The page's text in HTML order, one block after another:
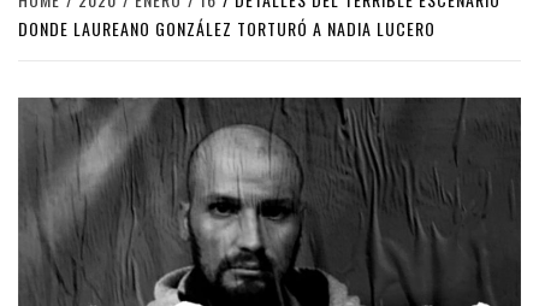
DONDE LAUREANO GONZÁLEZ TORTURÓ A NADIA LUCERO